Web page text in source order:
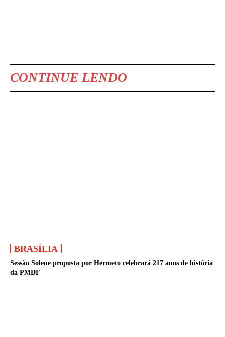
CONTINUE LENDO
BRASÍLIA
Sessão Solene proposta por Hermeto celebrará 217 anos de história
da PMDF